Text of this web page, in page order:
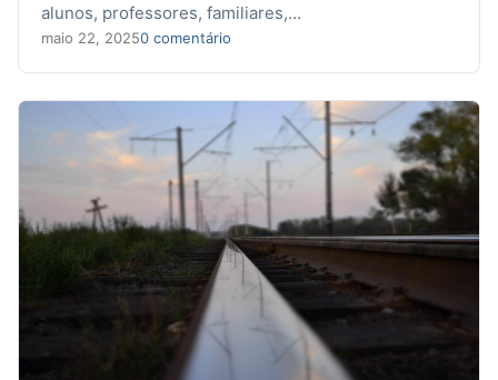
alunos, professores, familiares,…
maio 22, 20250 comentário